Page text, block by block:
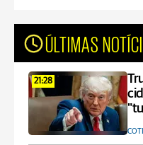
ÚLTIMAS
21:28